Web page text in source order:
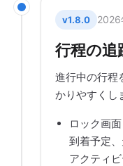
v1.8.0 2026
行程の追
進行中の行程
かりやすくし
ロック画
到着予定
アクティ